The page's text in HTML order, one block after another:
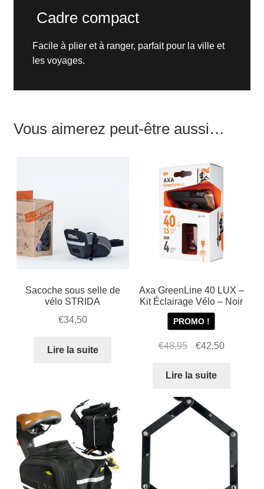
Cadre compact
Facile à plier et à ranger, parfait pour la ville et
les voyages.
Vous aimerez peut-être aussi…
Sacoche sous selle de
vélo STRIDA
€34,50
Lire la suite
Axa GreenLine 40 LUX –
Kit Éclairage Vélo – Noir
PROMO !
€48,95
Le
initial
€48,95.
€42,50Le
Lire la suite